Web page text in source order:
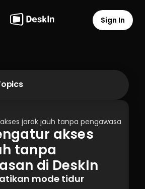
Sign In
baru?
cara mengubah atau
kata sandi Akun Pribadi DeskIn?
akses jarak jauh tanpa
di DeskIn
Tampilan Privasi?
jarak jauh tanpa pengawasan di
akses
tanpa
di DeskIn
mode tidur